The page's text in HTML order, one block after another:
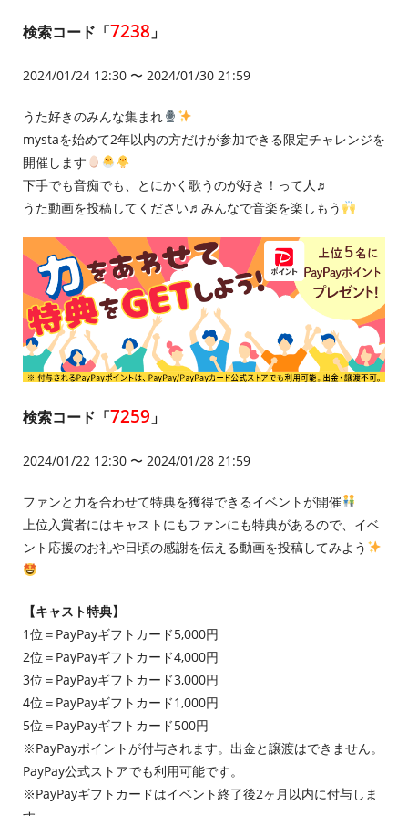
検索コード「7238 」
2024/01/24 12:30 〜 2024/01/30 21:59
うた好きのみんな集まれ
mystaを始めて2年以内の方だけが参加できる限定チャレンジを
開催します
下手でも音痴でも、とにかく歌うのが好き！って人♬
うた動画を投稿してください♬みんなで音楽を楽しもう
検索コード「7259 」
2024/01/22 12:30 〜 2024/01/28 21:59
ファンと力を合わせて特典を獲得できるイベントが開催
上位入賞者にはキャストにもファンにも特典があるので、イベ
ント応援のお礼や日頃の感謝を伝える動画を投稿してみよう
【キャスト特典】
1位＝PayPayギフトカード5,000円
2位＝PayPayギフトカード4,000円
3位＝PayPayギフトカード3,000円
4位＝PayPayギフトカード1,000円
5位＝PayPayギフトカード500円
※PayPayポイントが付与されます。出金と譲渡はできません。
PayPay公式ストアでも利用可能です。
※PayPayギフトカードはイベント終了後2ヶ月以内に付与しま